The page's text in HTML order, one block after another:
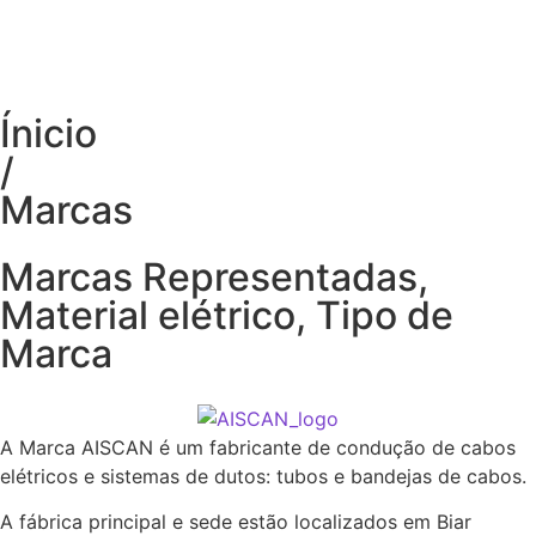
Ínicio
/
Marcas
Marcas Representadas,
Material elétrico, Tipo de
Marca
A Marca AISCAN é um fabricante de condução de cabos
elétricos e sistemas de dutos: tubos e bandejas de cabos.
A fábrica principal e sede estão localizados em Biar